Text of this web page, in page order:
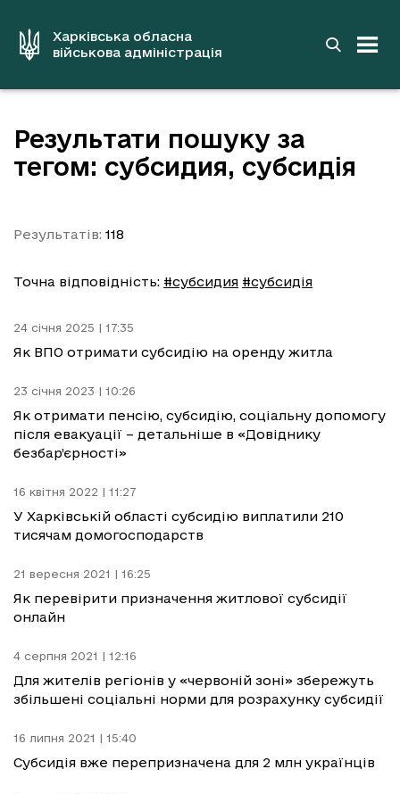
вмістуХарківська обласна
військова адміністрація
Результати пошуку за
тегом: субсидия, субсидія
Результатів: 118
Точна відповідність: #субсидия #субсидія
24 січня 2025 | 17:35
Як ВПО отримати субсидію на оренду житла
23 січня 2023 | 10:26
Як отримати пенсію, субсидію, соціальну допомогу
після евакуації – детальніше в «Довіднику
безбар’єрності»
16 квітня 2022 | 11:27
У Харківській області субсидію виплатили 210
тисячам домогосподарств
21 вересня 2021 | 16:25
Як перевірити призначення житлової субсидії
онлайн
4 серпня 2021 | 12:16
Для жителів регіонів у «червоній зоні» збережуть
збільшені соціальні норми для розрахунку субсидії
16 липня 2021 | 15:40
Субсидія вже перепризначена для 2 млн українців